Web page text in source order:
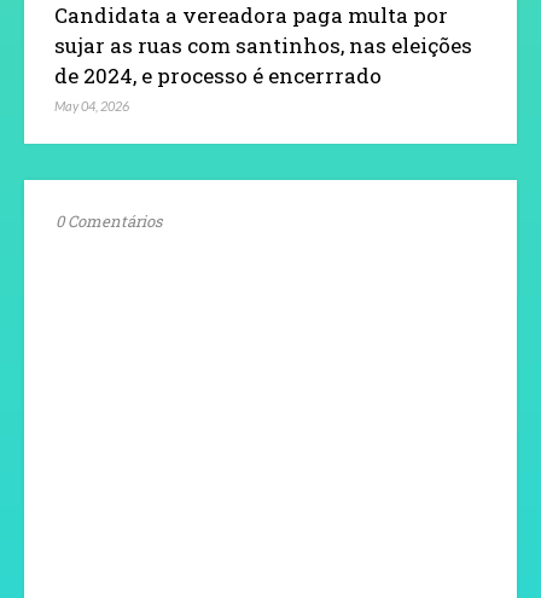
Candidata a vereadora paga multa por
sujar as ruas com santinhos, nas eleições
de 2024, e processo é encerrrado
May 04, 2026
0 Comentários